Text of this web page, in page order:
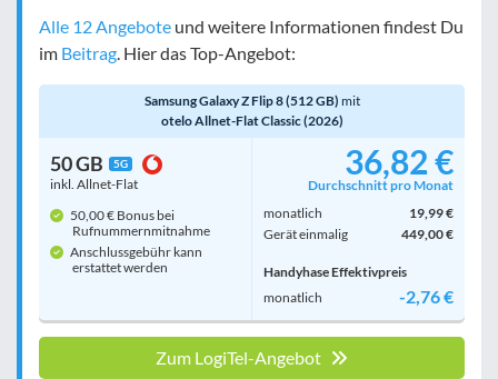
Alle 12 Angebote und weitere Informationen findest Du
im Beitrag. Hier das Top-Angebot:
Samsung Galaxy Z Flip 8 (512 GB) mit
otelo Allnet-Flat Classic (2026)
50 GB 5G
inkl. Allnet-Flat
50,00 € Bonus bei
Rufnummern­mitnahme
Anschlussgebühr kann
erstattet werden
36,82 €
Durchschnitt pro Monat
monatlich
19,99 €
Gerät einmalig
449,00 €
Handyhase Effektivpreis
monatlich
-2,76 €
Zum LogiTel-Angebot